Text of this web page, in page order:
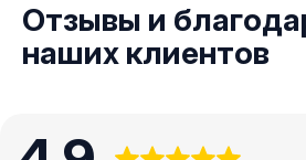
Отзывы и
наших клиентов